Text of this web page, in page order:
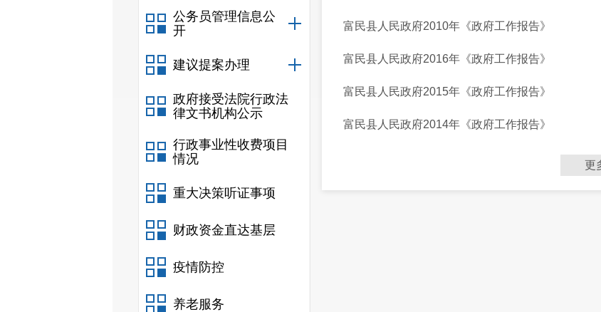
公务员管理信息公
开
建议提案办理
政府接受法院行政法
律文书机构公示
行政事业性收费项目
情况
重大决策听证事项
财政资金直达基层
疫情防控
养老服务
富民县人民政府2010年《政府工作报告》
富民县人民政府2016年《政府工作报告》
富民县人民政府2015年《政府工作报告》
富民县人民政府2014年《政府工作报告》
更